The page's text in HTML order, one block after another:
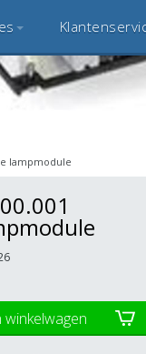
Klantbeoordeling
Bekijk alle 1000+
lampmodule